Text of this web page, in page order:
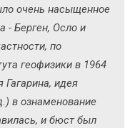
очень насыщенное
- Берген, Осло и
по
геофизики в 1964
идея
в ознаменование
и бюст был